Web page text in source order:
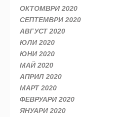
ОКТОМВРИ 2020
СЕПТЕМВРИ 2020
АВГУСТ 2020
ЮЛИ 2020
ЮНИ 2020
МАЙ 2020
АПРИЛ 2020
МАРТ 2020
ФЕВРУАРИ 2020
ЯНУАРИ 2020